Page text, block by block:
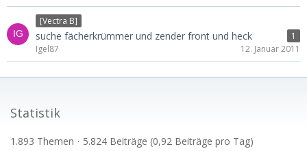
[Vectra B]
suche fächerkrümmer und zender front und heck
1
Igel87
12. Januar 2011
Statistik
1.893 Themen 5.824 Beiträge (0,92 Beiträge pro Tag)